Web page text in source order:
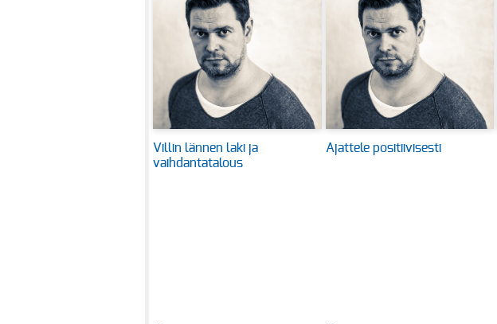
Villin lännen laki ja
vaihdantatalous
Ajattele positiivisesti